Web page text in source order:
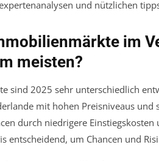
im
meisten?
sind 2025 sehr unterschiedlich
mit hohen Preisniveaus und
durch niedrigere
entscheidend, um Chancen und